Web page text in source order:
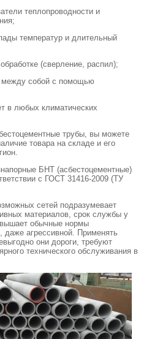
теплопроводности и
температур и длительный
(сверление, распил);
между собой с помощью
в любых климатических
трубы, вы можете
товара на складе и его
БНТ (асбестоцементные)
с ГОСТ 31416-2009 (ТУ
сетей подразумевает
материалов, срок службы у
обычные нормы
даже агрессивной. Применять
они дороги, требуют
технического обслуживания в